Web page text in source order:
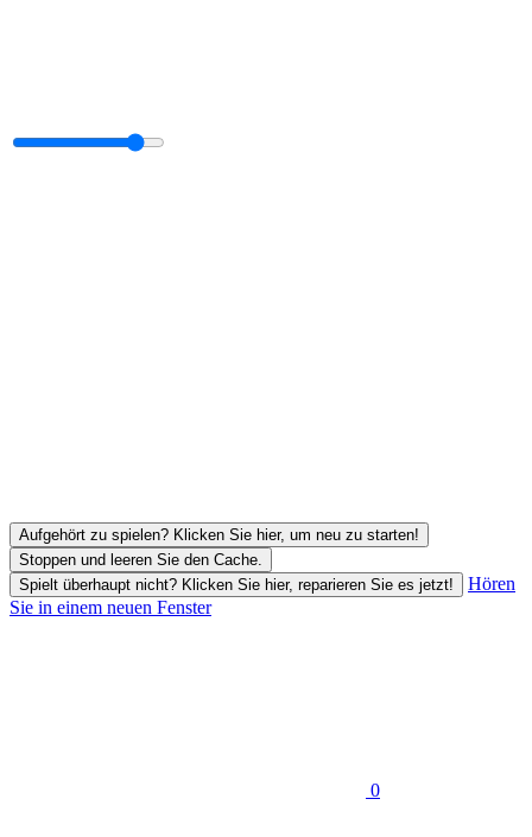
Aufgehört zu spielen? Klicken Sie hier, um neu zu starten!
Stoppen und leeren Sie den Cache.
Spielt überhaupt nicht? Klicken Sie hier, reparieren Sie es jetzt!
Hören
Sie in einem neuen Fenster
0